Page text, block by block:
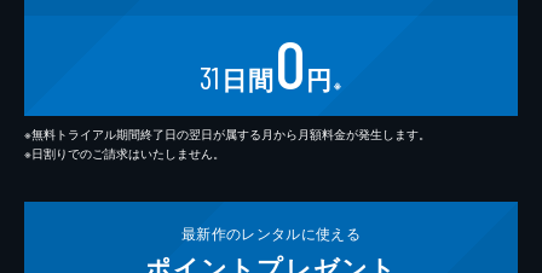
31 日間0円 ※
※無料トライアル期間終了日の翌日が属する月から月額料金が発生します。
※日割りでのご請求はいたしません。
最新作のレンタルに使える